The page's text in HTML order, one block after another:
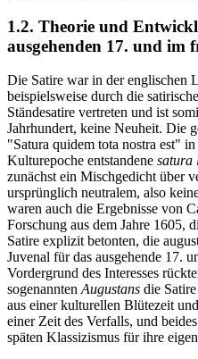
1.2. Theorie und
ausgehenden 17. und im
Die Satire war in der englischen
beispielsweise durch die
Ständesatire vertreten und ist
Jahrhundert, keine Neuheit. Die
"Satura quidem tota nostra est"
Kulturepoche entstandene satura
zunächst ein Mischgedicht über
ursprünglich neutralem, also
waren auch die Ergebnisse von
Forschung aus dem Jahre 1605,
Satire explizit betonten, die
Juvenal für das ausgehende 17.
Vordergrund des Interesses
sogenannten Augustans die
aus einer kulturellen Blütezeit
einer Zeit des Verfalls, und
späten Klassizismus für ihre